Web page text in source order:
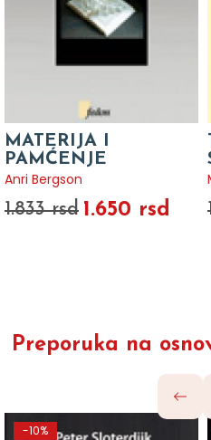
MATERIJA I
PAMĆENJE
Anri Bergson
1.833 rsd 1.650 rsd
Preporuka na
-10%